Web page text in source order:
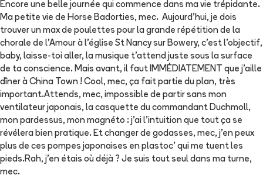
Encore une belle journée qui commence dans ma vie trépidante.
Ma petite vie de Horse Badorties, mec. Aujourd’hui, je dois
trouver un max de poulettes pour la grande répétition de la
chorale de l’Amour à l’église St Nancy sur Bowery, c’est l’objectif,
baby, laisse-toi aller, la musique t’attend juste sous la surface
de ta conscience. Mais avant, il faut IMMÉDIATEMENT que j’aille
dîner à China Town ! Cool, mec, ça fait partie du plan, très
important.Attends, mec, impossible de partir sans mon
ventilateur japonais, la casquette du commandant Duchmoll,
mon pardessus, mon magnéto : j’ai l’intuition que tout ça se
révélera bien pratique. Et changer de godasses, mec, j’en peux
plus de ces pompes japonaises en plastoc’ qui me tuent les
pieds.Rah, j’en étais où déjà ? Je suis tout seul dans ma turne,
mec.